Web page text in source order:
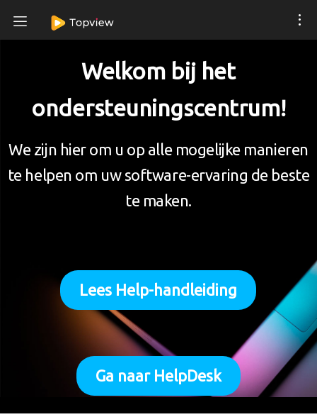
Welkom bij het
ondersteuningscentrum!
We zijn hier om u op alle mogelijke manieren
te helpen om uw software-ervaring de beste
te maken.
Lees Help-handleiding
Ga naar HelpDesk